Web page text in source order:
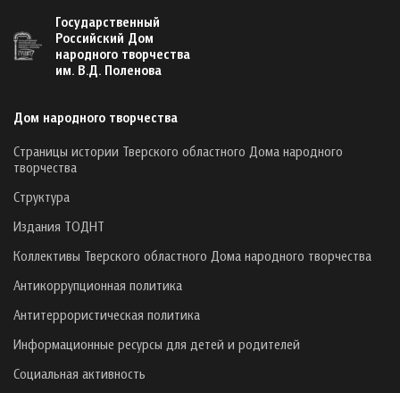
Государственный
Российский Дом
народного творчества
им. В.Д. Поленова
Дом народного творчества
Страницы истории Тверского областного Дома народного
творчества
Структура
Издания ТОДНТ
Коллективы Тверского областного Дома народного творчества
Антикоррупционная политика
Антитеррористическая политика
Информационные ресурсы для детей и родителей
Социальная активность